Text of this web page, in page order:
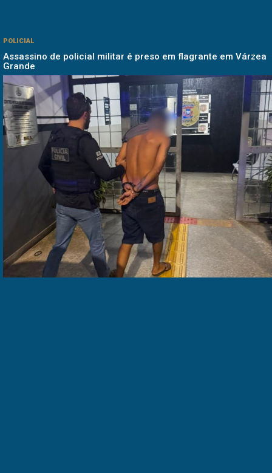
POLICIAL
Assassino de policial militar é preso em flagrante em Várzea
Grande